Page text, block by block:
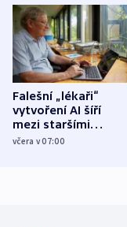
Falešní „lékaři“
vytvoření AI šíří
mezi staršími
Poláky nebezpečné
včera v 07:00